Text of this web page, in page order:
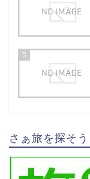
5
さぁ旅を探そう